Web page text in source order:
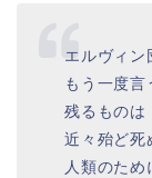
エルヴィン
もう一度
残るものは
近々殆ど
人類のた